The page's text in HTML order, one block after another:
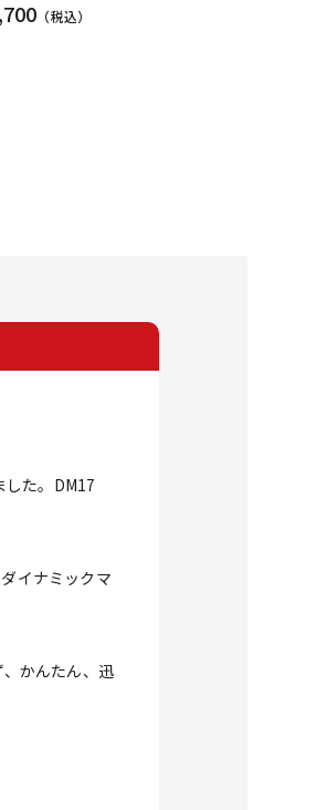
（税込）
た。DM17
イナミックマ
かんたん、迅